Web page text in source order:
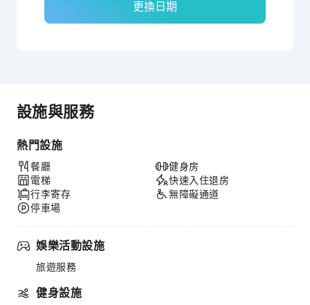
更換日期
設施與服務
熱門設施
餐廳
電梯
行李寄存
停車場
健身房
快速入住退房
無障礙通道
娛樂活動設施
旅遊服務
健身設施